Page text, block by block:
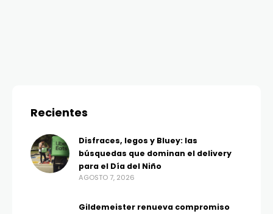
Recientes
Disfraces, legos y Bluey: las
búsquedas que dominan el delivery
para el Día del Niño
AGOSTO 7, 2026
Gildemeister renueva compromiso